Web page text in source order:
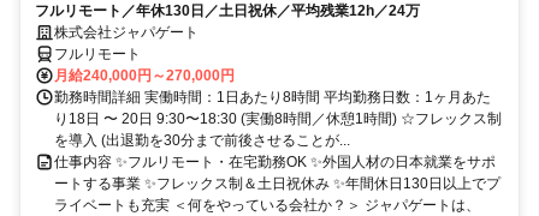
フルリモート／年休130日／土日祝休／平均残業12h／24万
株式会社ジャパゲート
フルリモート
月給240,000円～270,000円
勤務時間詳細 実働時間：1日あたり8時間 平均勤務日数：1ヶ月あた
り18日 〜 20日 9:30〜18:30 (実働8時間／休憩1時間) ☆フレックス制
を導入 (出退勤を30分まで前後させることが...
仕事内容 ✨フルリモート・在宅勤務OK ✨外国人材の日本就業をサポ
ートする事業 ✨フレックス制＆土日祝休み ✨年間休日130日以上でプ
ライベートも充実 ＜何をやっている会社か？＞ ジャパゲートは、